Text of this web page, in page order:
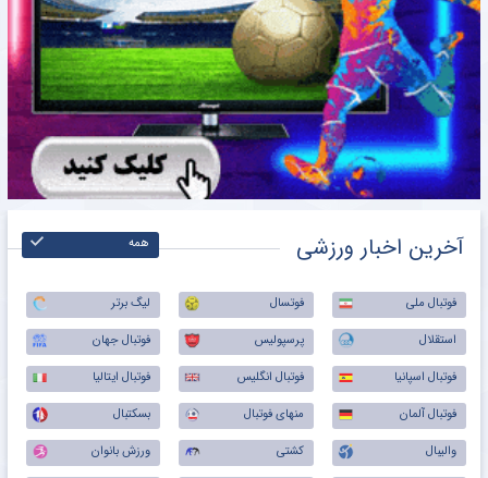
آخرین اخبار ورزشی همه
فوتبال ملی فوتسال
لیگ برتر
استقلال
پرسپولیس
فوتبال جهان
فوتبال اسپانیا
فوتبال انگلیس
فوتبال ایتالیا
فوتبال آلمان
منهای فوتبال
بسکتبال
والیبال
کشتی
ورزش بانوان